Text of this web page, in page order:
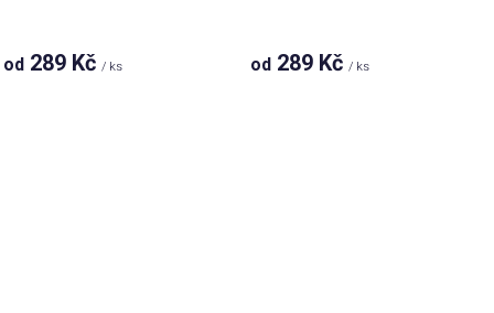
od 289 Kč / ks od 289 Kč / ks